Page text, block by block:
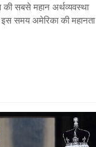
की सबसे महान अर्थव्यवस्था
समय अमेरिका की महानता